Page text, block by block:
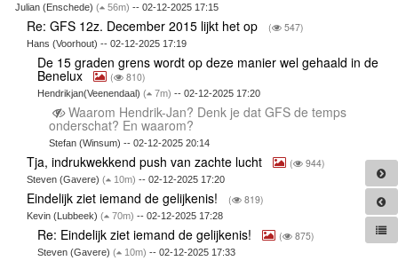
Julian (Enschede) ( 56m) -- 02-12-2025 17:15
Re: GFS 12z. December 2015 lijkt het op ( 547)
Hans (Voorhout) -- 02-12-2025 17:19
De 15 graden grens wordt op deze manier wel gehaald in de
Benelux ( 810)
Hendrikjan(Veenendaal)( 7m) -- 02-12-2025 17:20
Waarom Hendrik-Jan? Denk je dat GFS de temps
onderschat? En waarom?
Stefan (Winsum) -- 02-12-2025 20:14
Tja, indrukwekkend push van zachte lucht ( 944)
Steven (Gavere) ( 10m) -- 02-12-2025 17:20
Eindelijk ziet iemand de gelijkenis! ( 819)
Kevin (Lubbeek) ( 70m) -- 02-12-2025 17:28
Re: Eindelijk ziet iemand de gelijkenis! ( 875)
Steven (Gavere)( 10m) -- 02-12-2025 17:33